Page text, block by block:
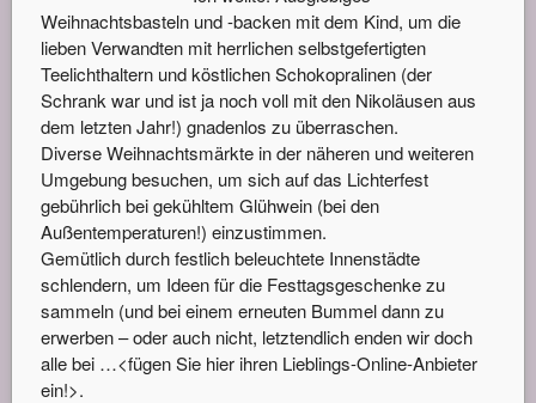
Weihnachtsbasteln und -backen mit dem Kind, um die
lieben Verwandten mit herrlichen selbstgefertigten
Teelichthaltern und köstlichen Schokopralinen (der
Schrank war und ist ja noch voll mit den Nikoläusen aus
dem letzten Jahr!) gnadenlos zu überraschen.
Diverse Weihnachtsmärkte in der näheren und weiteren
Umgebung besuchen, um sich auf das Lichterfest
gebührlich bei gekühltem Glühwein (bei den
Außentemperaturen!) einzustimmen.
Gemütlich durch festlich beleuchtete Innenstädte
schlendern, um Ideen für die Festtagsgeschenke zu
sammeln (und bei einem erneuten Bummel dann zu
erwerben – oder auch nicht, letztendlich enden wir doch
alle bei …<fügen Sie hier ihren Lieblings-Online-Anbieter
ein!>.